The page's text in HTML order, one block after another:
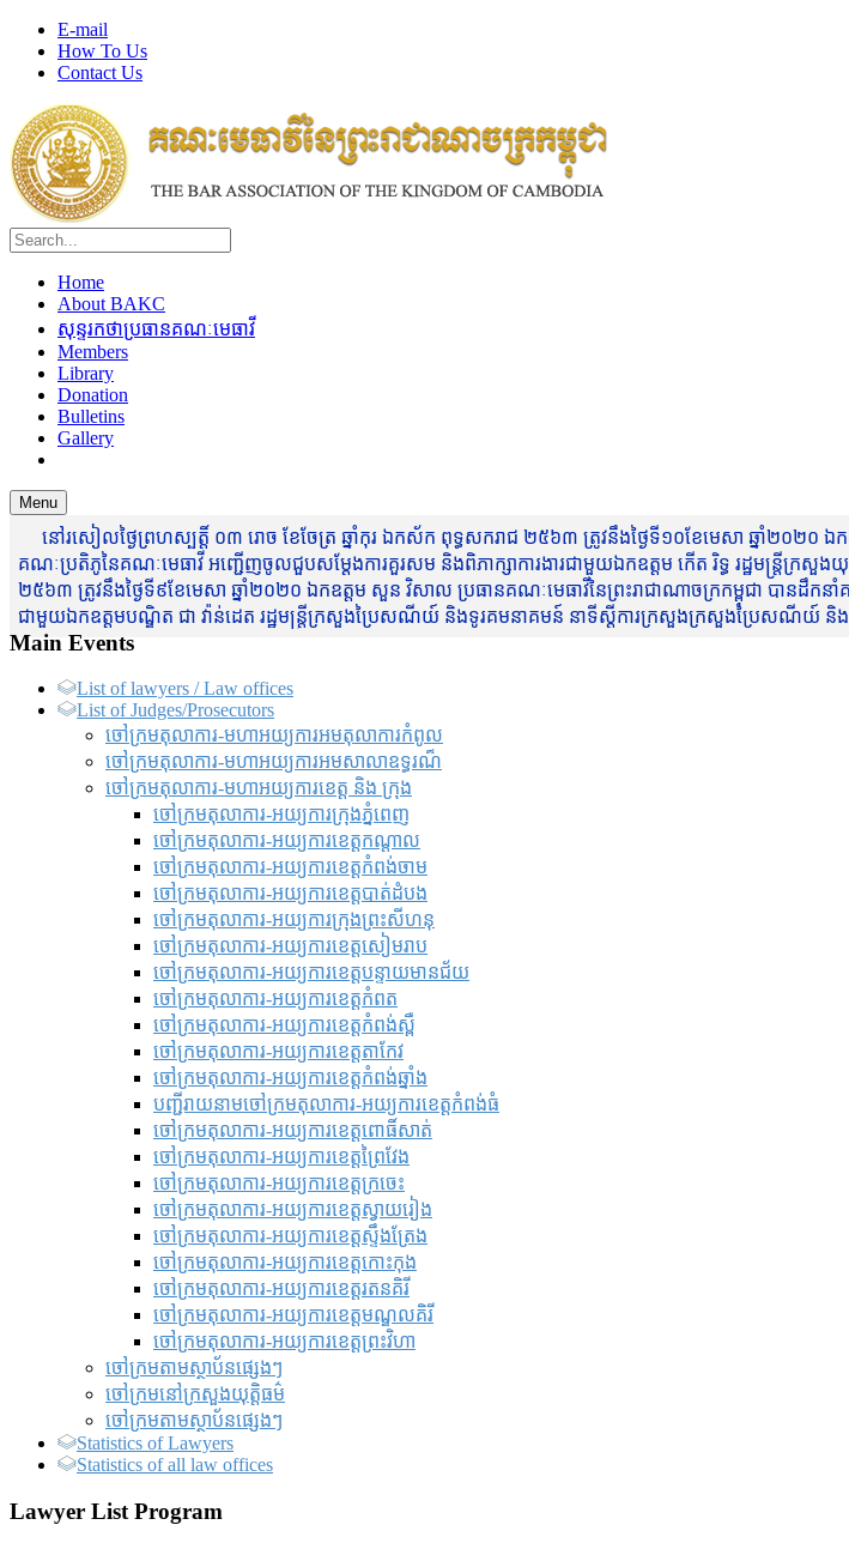
E-mail
How To Us
Contact Us
Home
About BAKC
សុន្ទរកថាប្រធានគណៈមេធាវី
Members
Library
Donation
Bulletins
Gallery
Menu
នៅរសៀលថ្ងៃព្រហស្បត្តិ៍ ០៣ រោច ខែចែត្រ ឆ្នាំកុរ ឯកស័ក ពុទ្ធសករាជ ២៥៦៣ ត្រូវនឹងថ្ងៃទី១០ខែមេសា ឆ្នាំ២០២០ ឯ
គណៈប្រតិភូនៃគណៈមេធាវី អញ្ជើញចូលជួបសម្តែងការគួរសម និងពិភាក្សាការងារជាមួយឯកឧត្តម កើត រិទ្ធ រដ្ឋមន្ត្រីក្រ
២៥៦៣ ត្រូវនឹងថ្ងៃទី៩ខែមេសា ឆ្នាំ២០២០ ឯកឧត្តម សួន វិសាល ប្រធានគណៈមេធាវីនៃព្រះរាជាណាចក្រកម្ពុជា បានដឹក
ជាមួយឯកឧត្តមបណ្ឌិត ជា វ៉ាន់ដេត រដ្ឋមន្រ្តីក្រសួងប្រៃសណីយ៍ និងទូរគមនាគមន៍ នាទីស្តីការក្រសួងក្រសួងប្រៃសណីយ៍ និ
Main Events
List of lawyers / Law offices
List of Judges/Prosecutors
ចៅក្រមតុលាការ-មហាអយ្យការអមតុលាការកំពូល
ចៅក្រមតុលាការ-មហាអយ្យការអមសាលាឧទ្ធរណ៏
ចៅក្រមតុលាការ-មហាអយ្យការខេត្ត និង ក្រុង
ចៅក្រមតុលាការ-អយ្យការក្រុងភ្នំពេញ
ចៅក្រមតុលាការ-អយ្យការខេត្តកណ្តាល
ចៅក្រមតុលាការ-អយ្យការខេត្តកំពង់ចាម
ចៅក្រមតុលាការ-អយ្យការខេត្តបាត់ដំបង
ចៅក្រមតុលាការ-អយ្យការ​ក្រុងព្រះសីហនុ
ចៅក្រមតុលាការ-អយ្យការខេត្តសៀមរាប
ចៅក្រមតុលាការ-អយ្យការខេត្តបន្ទាយមានជ័យ
ចៅក្រមតុលាការ-អយ្យការខេត្តកំពត
ចៅក្រមតុលាការ-អយ្យការខេត្តកំពង់ស្ពឺ
ចៅក្រមតុលាការ-អយ្យការខេត្តតាកែវ
ចៅក្រមតុលាការ-អយ្យការខេត្តកំពង់ឆ្នាំង
បញ្ជីរាយនាមចៅក្រមតុលាការ-អយ្យការខេត្តកំពង់ធំ
ចៅក្រមតុលាការ-អយ្យការខេត្តពោធិ៍សាត់
ចៅក្រមតុលាការ-អយ្យការខេត្តព្រៃវែង
ចៅក្រមតុលាការ-អយ្យការខេត្តក្រចេះ
ចៅក្រមតុលាការ-អយ្យការខេត្តស្វាយរៀង
ចៅក្រមតុលាការ-អយ្យការខេត្តស្ទឹងត្រែង
ចៅក្រមតុលាការ-អយ្យការខេត្តកោះកុង
ចៅក្រមតុលាការ-អយ្យការខេត្តរតនគិរី
ចៅក្រមតុលាការ-អយ្យការខេត្តមណ្ឌលគិរី
ចៅក្រមតុលាការ-អយ្យការខេត្តព្រះវិហា
ចៅក្រមតាមស្ថាប័នផ្សេងៗ
ចៅក្រមនៅក្រសួងយុត្តិធម៌
ចៅក្រមតាមស្ថាប័នផ្សេងៗ
Statistics of Lawyers
Statistics of all law offices
Lawyer List Program